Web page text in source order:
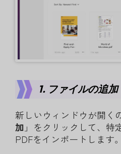
1. ファイルの追加
新しいウィンドウが開く
加 」をクリックして、特
PDFをインポートします。